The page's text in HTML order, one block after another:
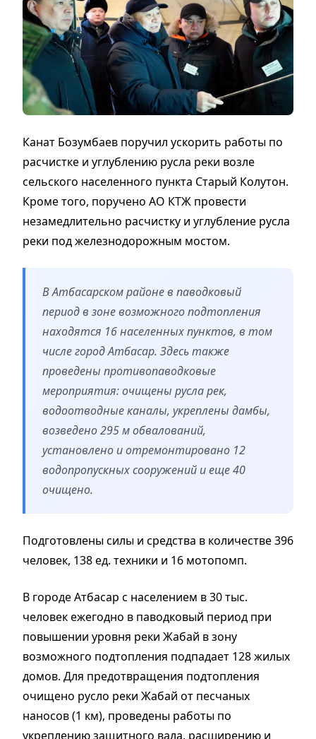
Канат Бозумбаев поручил ускорить работы по
расчистке и углублению русла реки возле
сельского населенного пункта Старый Колутон.
Кроме того, поручено АО КТЖ провести
незамедлительно расчистку и углубление русла
реки под железнодорожным мостом.
В Атбасарском районе в паводковый
период в зоне возможного подтопления
находятся 16 населенных пунктов, в том
числе город Атбасар. Здесь также
проведены противопаводковые
мероприятия: очищены русла рек,
водоотводные каналы, укреплены дамбы,
возведено 295 м обвалований,
установлено и отремонтировано 12
водопропускных сооружений и еще 40
очищено.
Подготовлены силы и средства в количестве 396
человек, 138 ед. техники и 16 мотопомп.
В городе Атбасар с населением в 30 тыс.
человек ежегодно в паводковый период при
повышении уровня реки Жабай в зону
возможного подтопления подпадает 128 жилых
домов. Для предотвращения подтопления
очищено русло реки Жабай от песчаных
наносов (1 км), проведены работы по
укреплению защитного вала, расширению и